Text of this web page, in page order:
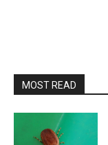
MOST READ